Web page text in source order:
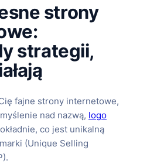
strony
strategii,
fajne strony internetowe,
nad nazwą, logo
co jest unikalną
(Unique Selling